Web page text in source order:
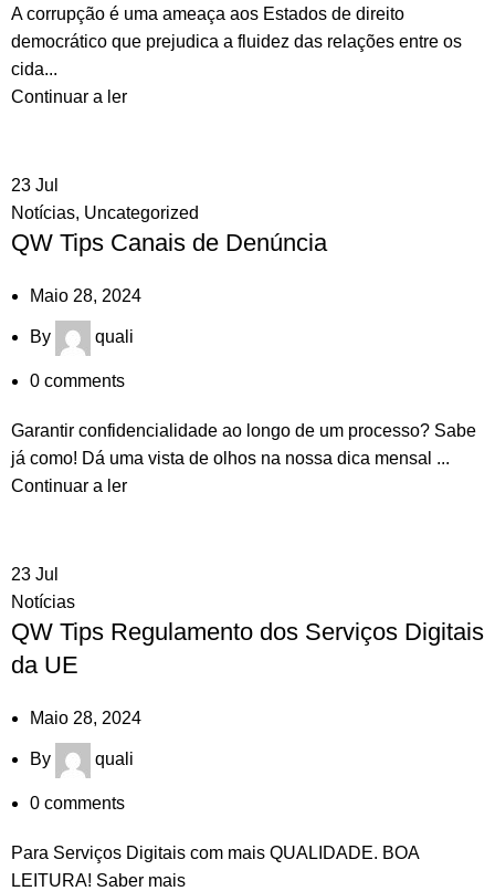
A corrupção é uma ameaça aos Estados de direito
democrático que prejudica a fluidez das relações entre os
cida...
Continuar a ler
23 Jul
Notícias, Uncategorized
QW Tips Canais de Denúncia
Maio 28, 2024
By quali
0 comments
Garantir confidencialidade ao longo de um processo? Sabe
já como! Dá uma vista de olhos na nossa dica mensal ...
Continuar a ler
23 Jul
Notícias
QW Tips Regulamento dos Serviços Digitais
da UE
Maio 28, 2024
By quali
0 comments
Para Serviços Digitais com mais QUALIDADE. BOA
LEITURA! Saber mais